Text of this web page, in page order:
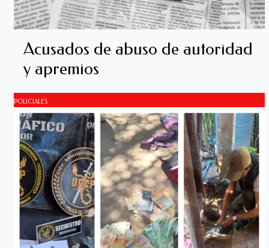
Acusados de abuso de autoridad
y apremios
POLICIALES